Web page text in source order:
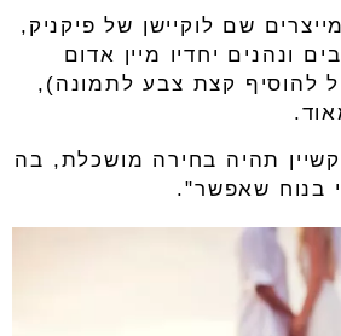
שם לוקיישן של פיקניק,
ונהנים יחדיו מיין אדום
להוסיף קצת צבע לתמונה),
תהיה בחירה מושכלת, בה
בנוח שאפשר".